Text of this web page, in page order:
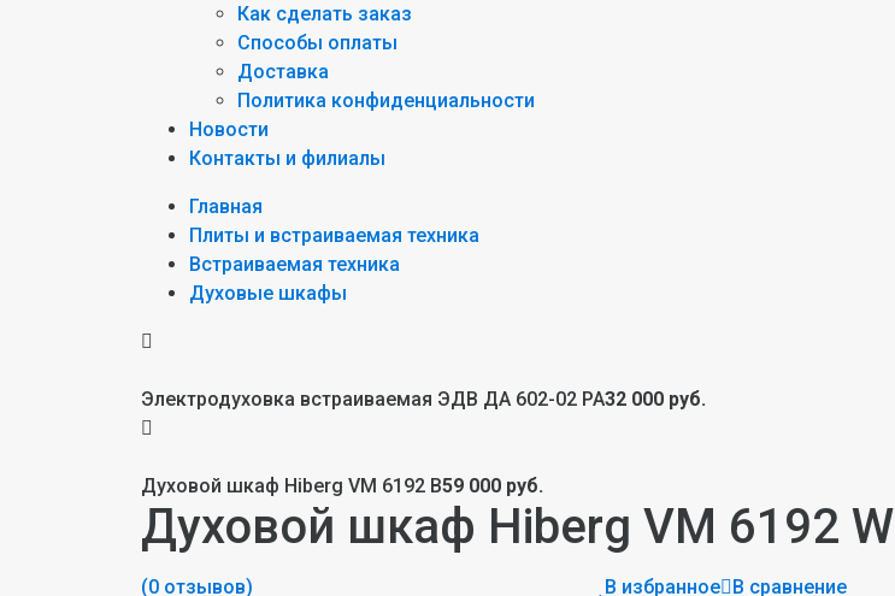
Как сделать заказ
Способы оплаты
Доставка
Политика конфиденциальности
Новости
Контакты и филиалы
Главная
Плиты и встраиваемая техника
Встраиваемая техника
Духовые шкафы
Электродуховка встраиваемая ЭДВ ДА 602-02 РА32 000 руб.
Духовой шкаф Hiberg VM 6192 B59 000 руб.
Духовой шкаф Hiberg VM 6192 W
(0 отзывов) В избранное В сравнение